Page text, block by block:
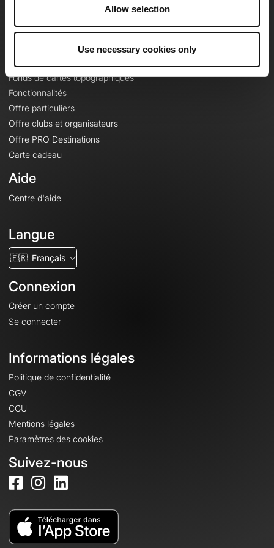
Allow selection
Use necessary cookies only
Le Mag'
Fonds de cartes topographiques
Fonctionnalités
Offre particuliers
Offre clubs et organisateurs
Offre PRO Destinations
Carte cadeau
Aide
Centre d'aide
Langue
🇫🇷 Français
Connexion
Créer un compte
Se connecter
Informations légales
Politique de confidentialité
CGV
CGU
Mentions légales
Paramètres des cookies
Suivez-nous